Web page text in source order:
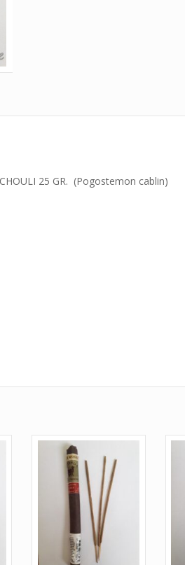
25 GR. (Pogostemon cablin)